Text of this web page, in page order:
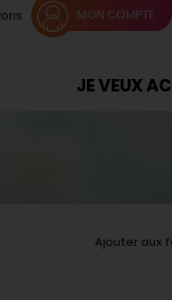
MON COMPTE
JE VEUX
Ajouter aux